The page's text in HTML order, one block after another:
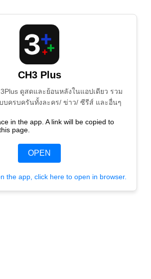
CH3 Plus
ดูสดและย้อนหลังในแอปเดียว รวม
บครบครันทั้งละคร/ ข่าว/ ซีรีส์ และอื่นๆ
in the app. A link will be copied to
page.
OPEN
the app, click here to open in browser.